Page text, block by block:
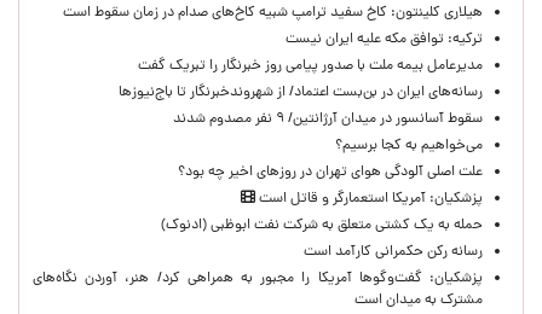
هیلاری کلینتون: کاخ سفید ترامپ شبیه کاخ‌های صدام در زمان سقوط است
ترکیه: توافق مکه علیه ایران نیست
مدیرعامل بیمه ملت با صدور پیامی روز خبرنگار را تبریک گفت
رسانه‌های ایران در بن‌بست اعتماد/ از شهروندخبرنگار تا باج‌نیوزها
سقوط آسانسور در میدان آرژانتین/ ۹ نفر مصدوم شدند
می‌خواهیم به کجا برسیم؟
علت اصلی آلودگی هوای تهران در روزهای اخیر چه بود؟
پزشکیان: آمریکا استعمارگر و قاتل است
حمله به یک کشتی متعلق به شرکت نفت ابوظبی (ادنوک)
رسانه رکن حکمرانی کارآمد است
پزشکیان: گفت‌وگوها آمریکا را مجبور به همراهی کرد/ هنر، آوردن نگاه‌های
مشترک به میدان است